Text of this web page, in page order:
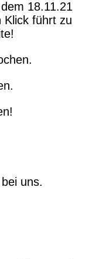
18.11.21
Klick führt zu
uns.